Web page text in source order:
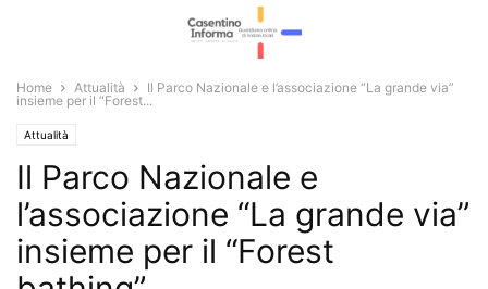
Home Attualità
Il Parco Nazionale e l’associazione “La grande via”
insieme per il “Forest...
Attualità
Il Parco Nazionale e
l’associazione “La grande via”
insieme per il “Forest